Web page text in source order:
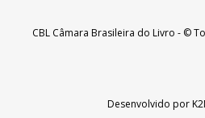
CBL Câmara Brasileira do Livro - ©
Desenvolvido por